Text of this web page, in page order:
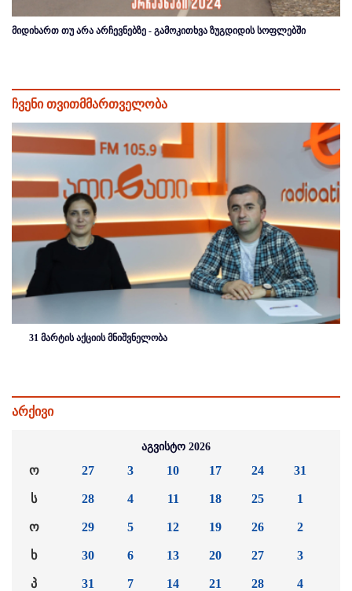
მიდიხართ თუ არა არჩევნებზე - გამოკითხვა ზუგდიდის სოფლებში
ჩვენი თვითმმართველობა
31 მარტის აქციის მნიშვნელობა
არქივი
აგვისტო 2026
ო
ს
ო
ხ
პ
27
28
29
30
31
3
4
5
6
7
10
11
12
13
14
17
18
19
20
21
24
25
26
27
28
31
1
2
3
4